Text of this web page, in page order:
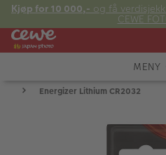
Kjøp for 10 000,- og få
CEWE
Fre:
MENY
KAMERAEnergizer Lithium CR2032